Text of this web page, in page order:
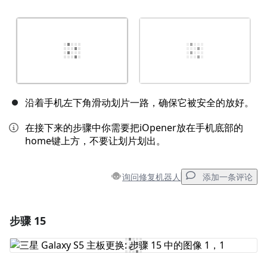
沿着手机左下角滑动划片一路，确保它被安全的放好。
在接下来的步骤中你需要把iOpener放在手机底部的
home键上方，不要让划片划出。
询问修复机器人 添加一条评论
步骤 15